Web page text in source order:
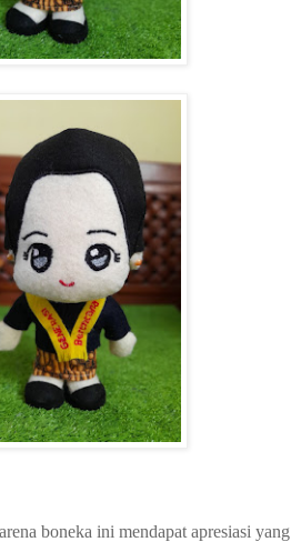
boneka ini mendapat apresiasi yang